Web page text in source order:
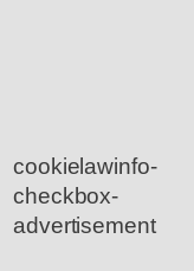
cookielawinfo-
checkbox-
advertisement